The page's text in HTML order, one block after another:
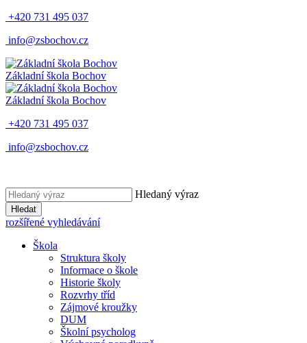
+420 731 495 037
info@zsbochov.cz
Základní škola Bochov
Základní škola Bochov
+420 731 495 037
info@zsbochov.cz
Hledaný výraz
Hledat
rozšířené vyhledávání
Škola
Struktura školy
Informace o škole
Historie školy
Rozvrhy tříd
Zájmové kroužky
DUM
Školní psycholog